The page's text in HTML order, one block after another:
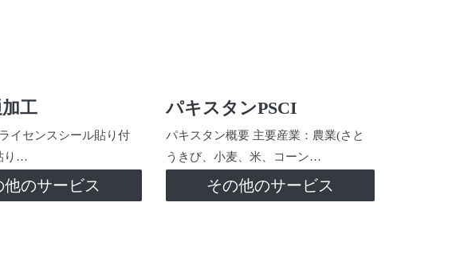
工
イセンスシール貼り付
り…
他のサービス
パキスタンPSCI
パキスタン概要 主要産業：農業(さと
うきび、小麦、米、コーン…
その他のサービス